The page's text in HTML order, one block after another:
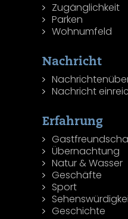
Zugänglichkeit
Parken
Wohnumfeld
Nachricht
Nachricht
Erfahrung
Übernachtung
Natur & Wasser
Geschäfte
Sport
Geschichte